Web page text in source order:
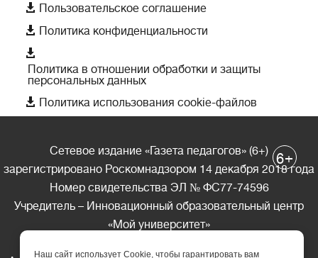
 Пользовательское соглашение
 Политика конфиденциальности

Политика в отношении обработки и защиты
персональных данных
 Политика использования cookie-файлов
Сетевое издание «Газета педагогов» (6+)
зарегистрировано Роскомнадзором 14 декабря 2018 года
Номер свидетельства ЭЛ № ФС77-74596
Учредитель – Инновационный образовательный центр
«Мой университет»
6+
Наш сайт использует Cookie, чтобы гарантировать вам